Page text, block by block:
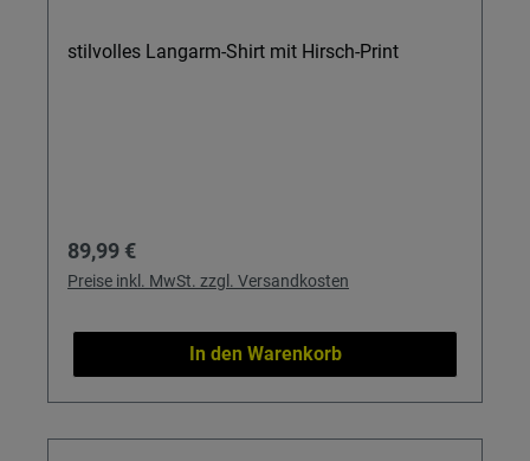
stilvolles Langarm-Shirt mit Hirsch-Print
Regulärer Preis:
89,99 €
Preise inkl. MwSt. zzgl. Versandkosten
In den Warenkorb